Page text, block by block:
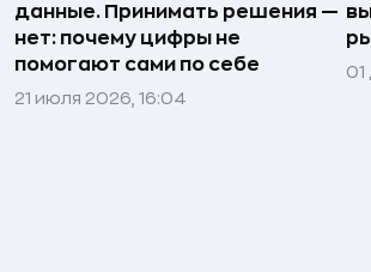
данные. Принимать решения —
нет: почему цифры не
помогают сами по себе
21 июля 2026, 16:04
01